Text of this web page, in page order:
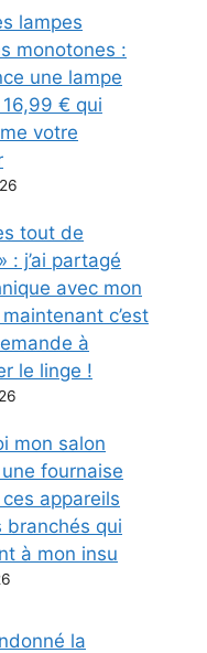
lampes
monotones :
une lampe
€ qui
votre
tout de
: j’ai partagé
avec mon
c’est
à
le linge !
mon salon
fournaise
appareils
branchés qui
à mon insu
la